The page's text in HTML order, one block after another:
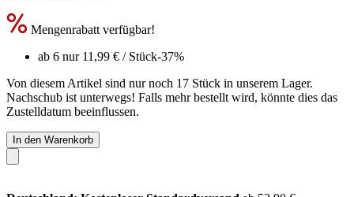
Mengenrabatt verfügbar!
ab 6 nur 11,99 € / Stück-37%
Von diesem Artikel sind nur noch 17 Stück in unserem Lager.
Nachschub ist unterwegs! Falls mehr bestellt wird, könnte dies das
Zustelldatum beeinflussen.
In den Warenkorb